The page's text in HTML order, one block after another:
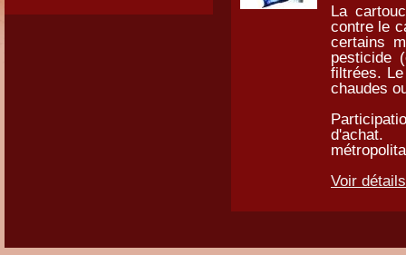
La
contre le
certains
pesticide
filtrées.
chaudes
Voir détails